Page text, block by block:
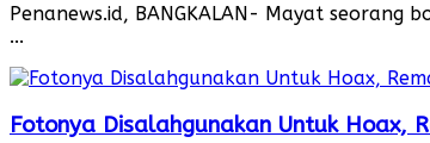
Penanews.id, BANGKALAN- Mayat seorang
...
Fotonya Disalahgunakan Untuk Hoax,